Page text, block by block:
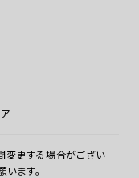
変更する場合がござい
ます。